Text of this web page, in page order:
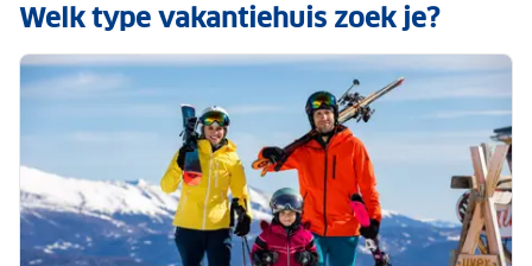
Welk type vakantiehuis zoek je?